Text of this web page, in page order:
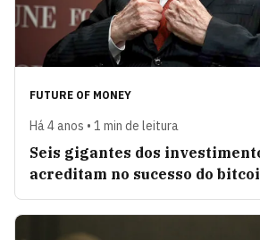
FUTURE OF MONEY
Há 4 anos • 1 min de leitura
Seis gigantes dos
acreditam no sucesso do